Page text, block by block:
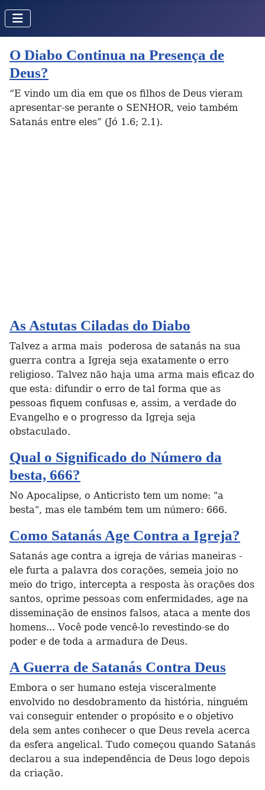
O Diabo Continua na Presença de
Deus?
“E vindo um dia em que os filhos de Deus vieram
apresentar-se perante o SENHOR, veio também
Satanás entre eles” (Jó 1.6; 2.1).
As Astutas Ciladas do Diabo
Talvez a arma mais poderosa de satanás na sua
guerra contra a Igreja seja exatamente o erro
religioso. Talvez não haja uma arma mais eficaz do
que esta: difundir o erro de tal forma que as
pessoas fiquem confusas e, assim, a verdade do
Evangelho e o progresso da Igreja seja
obstaculado.
Qual o Significado do Número da
besta, 666?
No Apocalipse, o Anticristo tem um nome: "a
besta", mas ele também tem um número: 666.
Como Satanás Age Contra a Igreja?
Satanás age contra a igreja de várias maneiras -
ele furta a palavra dos corações, semeia joio no
meio do trigo, intercepta a resposta às orações dos
santos, oprime pessoas com enfermidades, age na
disseminação de ensinos falsos, ataca a mente dos
homens... Você pode vencê-lo revestindo-se do
poder e de toda a armadura de Deus.
A Guerra de Satanás Contra Deus
Embora o ser humano esteja visceralmente
envolvido no desdobramento da história, ninguém
vai conseguir entender o propósito e o objetivo
dela sem antes conhecer o que Deus revela acerca
da esfera angelical. Tudo começou quando Satanás
declarou a sua independência de Deus logo depois
da criação.